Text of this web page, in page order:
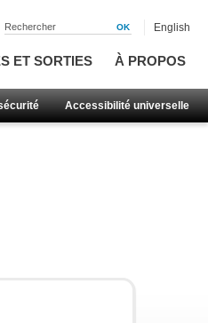
ET SORTIES À PROPOS
Accessibilité universelle
English